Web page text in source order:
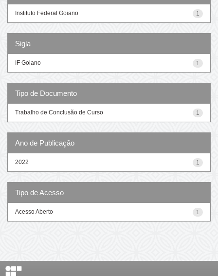
1
Instituto Federal Goiano
Sigla
1
IF Goiano
Tipo de Documento
1
Trabalho de Conclusão de Curso
Ano de Publicação
1
2022
Tipo de Acesso
1
Acesso Aberto